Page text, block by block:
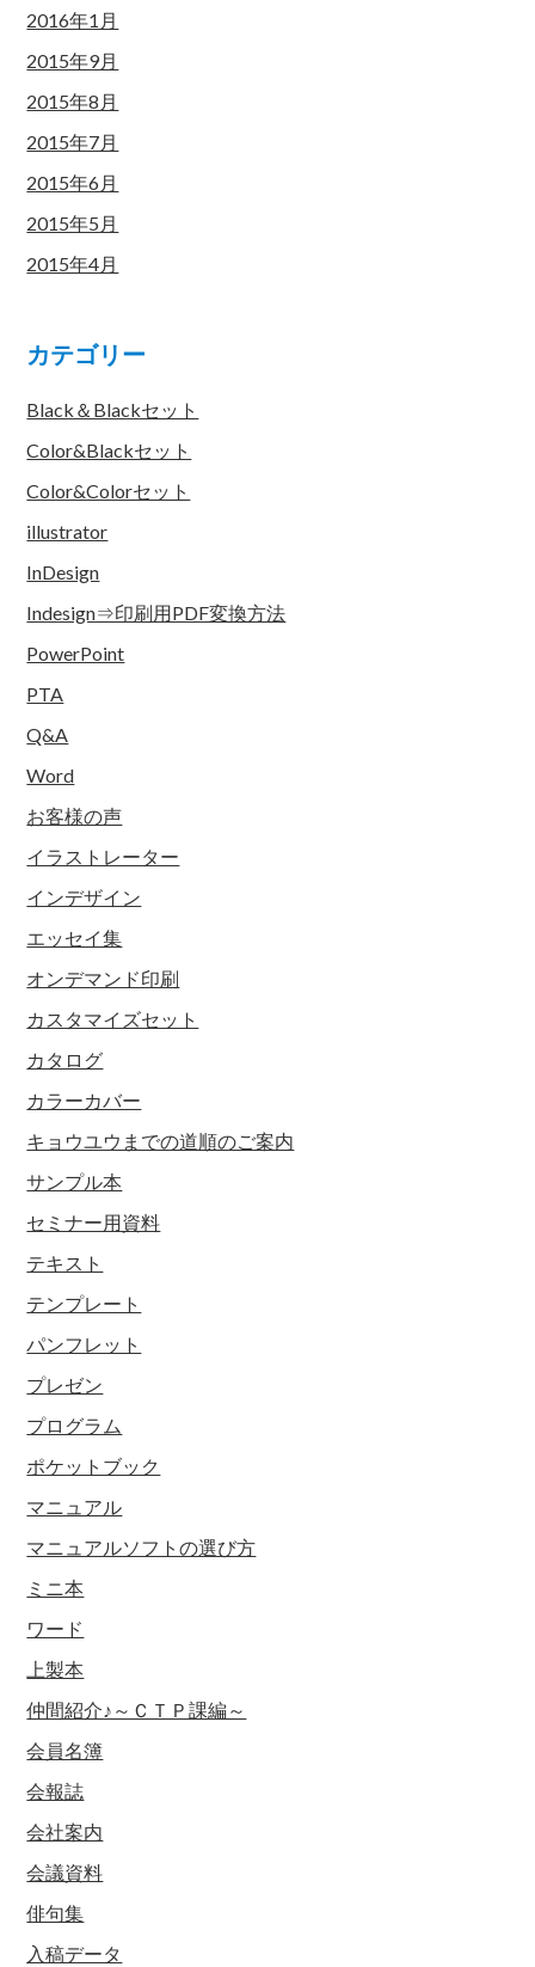
2016年1月
2015年9月
2015年8月
2015年7月
2015年6月
2015年5月
2015年4月
カテゴリー
Black＆Blackセット
Color&Blackセット
Color&Colorセット
illustrator
InDesign
Indesign⇒印刷用PDF変換方法
PowerPoint
PTA
Q&A
Word
お客様の声
イラストレーター
インデザイン
エッセイ集
オンデマンド印刷
カスタマイズセット
カタログ
カラーカバー
キョウユウまでの道順のご案内
サンプル本
セミナー用資料
テキスト
テンプレート
パンフレット
プレゼン
プログラム
ポケットブック
マニュアル
マニュアルソフトの選び方
ミニ本
ワード
上製本
仲間紹介♪～ＣＴＰ課編～
会員名簿
会報誌
会社案内
会議資料
俳句集
入稿データ